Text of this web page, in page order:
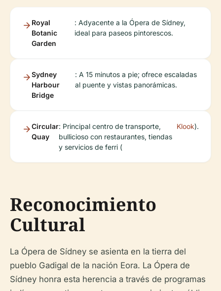
Royal
Botanic
Garden
: Adyacente a la Ópera de Sídney,
ideal para paseos pintorescos.
Sydney
Harbour
Bridge
: A 15 minutos a pie; ofrece escaladas
al puente y vistas panorámicas.
Circular
Quay
: Principal centro de transporte,
bullicioso con restaurantes, tiendas
y servicios de ferri (
Klook).
Reconocimiento
Cultural
La Ópera de Sídney se asienta en la tierra del
pueblo Gadigal de la nación Eora. La Ópera de
Sídney honra esta herencia a través de programas